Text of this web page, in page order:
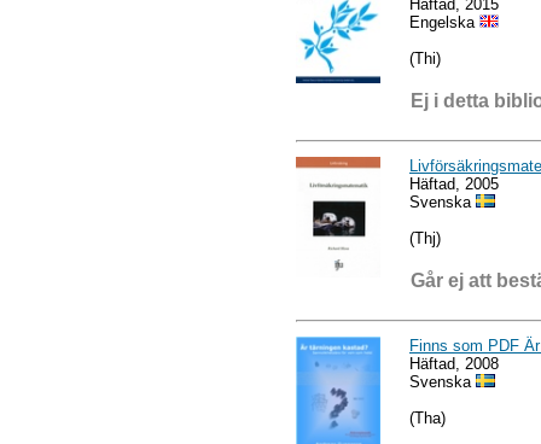
Häftad, 2015
Engelska
(Thi)
Ej i detta
Häftad, 2005
Svenska
(Thj)
Går ej att
Finns som PDF
Häftad, 2008
Svenska
(Tha)